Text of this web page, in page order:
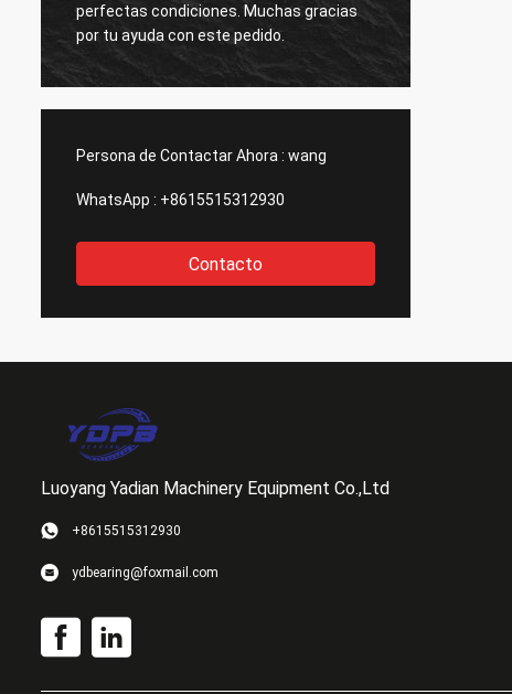
perfectas condiciones. Muchas gracias
por tu ayuda con este pedido.
Persona de Contactar Ahora : wang
WhatsApp : +8615515312930
Contacto
Luoyang Yadian Machinery Equipment Co.,Ltd
+8615515312930
ydbearing@foxmail.com